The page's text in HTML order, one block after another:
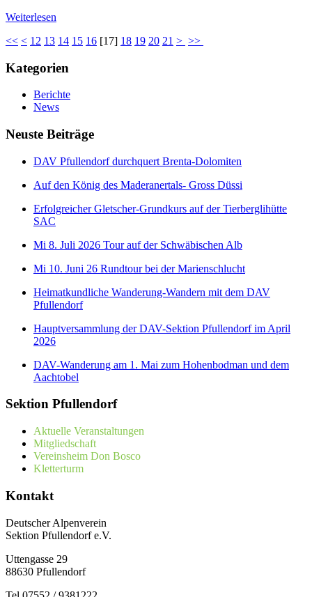
Weiterlesen
<< < 12 13 14 15 16 [17] 18 19 20 21 > >>
Kategorien
Berichte
News
Neuste Beiträge
DAV Pfullendorf durchquert Brenta-Dolomiten
Auf den König des Maderanertals- Gross Düssi
Erfolgreicher Gletscher-Grundkurs auf der Tierberglihütte
SAC
Mi 8. Juli 2026 Tour auf der Schwäbischen Alb
Mi 10. Juni 26 Rundtour bei der Marienschlucht
Heimatkundliche Wanderung-Wandern mit dem DAV
Pfullendorf
Hauptversammlung der DAV-Sektion Pfullendorf im April
2026
DAV-Wanderung am 1. Mai zum Hohenbodman und dem
Aachtobel
Sektion Pfullendorf
Aktuelle Veranstaltungen
Mitgliedschaft
Vereinsheim Don Bosco
Kletterturm
Kontakt
Deutscher Alpenverein
Sektion Pfullendorf e.V.
Uttengasse 29
88630 Pfullendorf